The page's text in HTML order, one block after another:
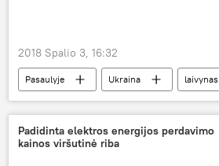
2018 Spalio 3, 16:32
Pasaulyje Ukraina laivynas
Padidinta elektros energijos perdavimo
kainos viršutinė riba